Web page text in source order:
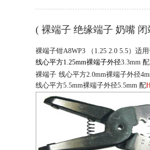
( 裸端子 绝缘端子 奶嘴
裸端子钳A8WP3 （1.25 2.0 5.5）适
线心平方1.25mm裸端子外径3.3mm 配
裸端子 线心平方2.0mm裸端子外径
线心平方5.5mm裸端子外径5.5mm 配